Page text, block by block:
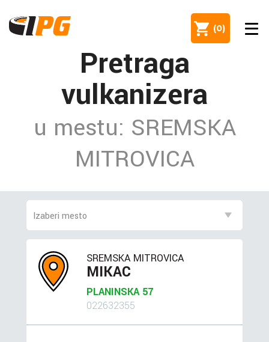
(0)
Pretraga
vulkanizera
u mestu: SREMSKA
MITROVICA
SREMSKA MITROVICA
MIKAC
PLANINSKA 57
022632355